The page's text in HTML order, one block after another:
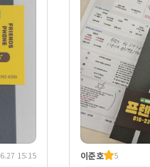
15:15 이준호 5